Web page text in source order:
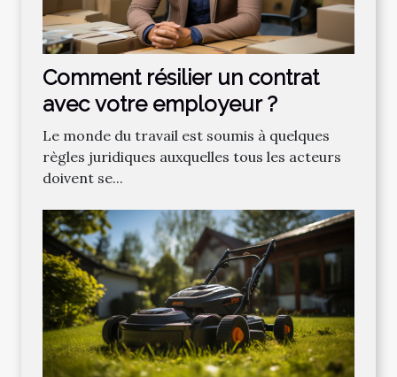
Comment résilier un contrat
avec votre employeur ?
Le monde du travail est soumis à quelques
règles juridiques auxquelles tous les acteurs
doivent se...